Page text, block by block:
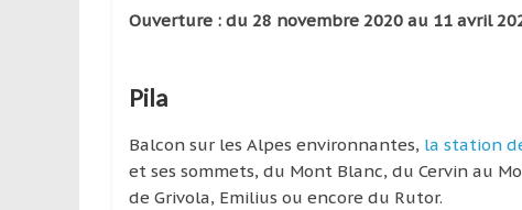
Ouverture : du 28 novembre 2020 au 11 avril
Pila
Balcon sur les Alpes environnantes, la station
et ses sommets, du Mont Blanc, du Cervin au
de Grivola, Emilius ou encore du Rutor.